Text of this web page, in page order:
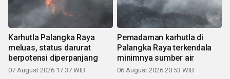
Karhutla Palangka Raya
meluas, status darurat
berpotensi diperpanjang
07 August 2026 17:37 WIB
Pemadaman karhutla di
Palangka Raya terkendala
minimnya sumber air
06 August 2026 20:53 WIB